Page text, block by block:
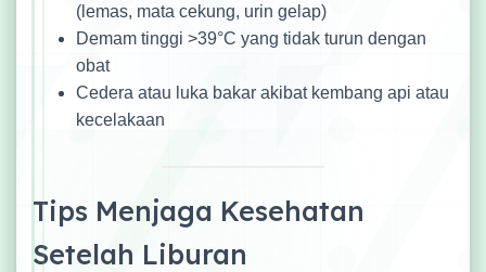
(lemas, mata cekung, urin gelap)
Demam tinggi >39°C yang tidak turun dengan
obat
Cedera atau luka bakar akibat kembang api atau
kecelakaan
Tips Menjaga Kesehatan
Setelah Liburan